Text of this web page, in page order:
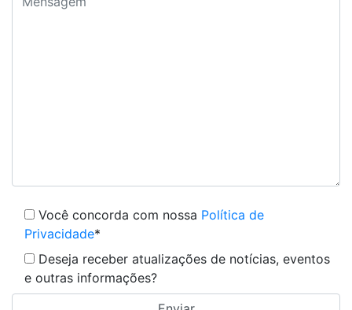
Você concorda com nossa Política de
Privacidade*
Deseja receber atualizações de notícias, eventos
e outras informações?